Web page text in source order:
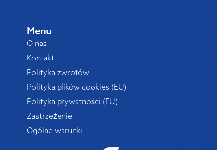
Menu
O nas
Kontakt
Polityka zwrotów
Polityka plików cookies (EU)
Polityka prywatności (EU)
Zastrzeżenie
Ogólne warunki